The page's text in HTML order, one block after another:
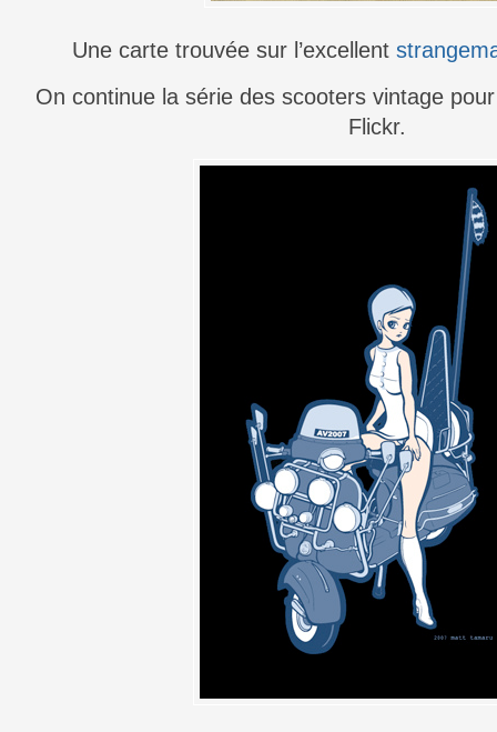
Une carte trouvée sur l’excellent
On continue la série des scooters vintage
Flickr.